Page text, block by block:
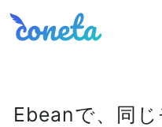
Coneta
Ebeanで、同